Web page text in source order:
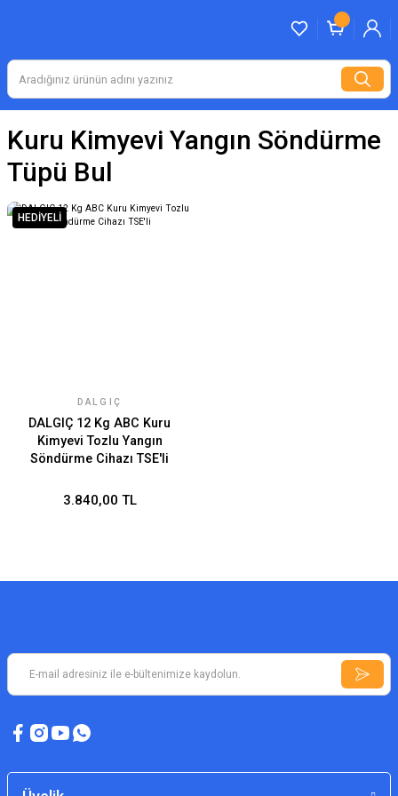
Kuru Kimyevi Yangın Söndürme
Tüpü Bul
HEDİYELİ
DALGIÇ
DALGIÇ 12 Kg ABC Kuru
Kimyevi Tozlu Yangın
Söndürme Cihazı TSE'li
3.840,00 TL